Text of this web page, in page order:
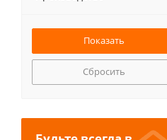
Сбросить